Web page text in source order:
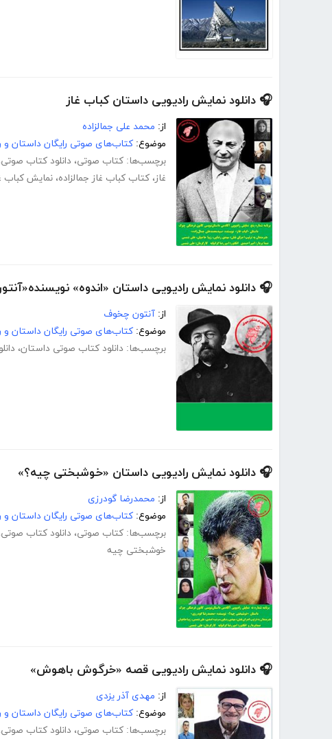
🎧 دانلود نمایش رادیویی داستان کباب غاز
از: محمد علی جمالزاده
موضوع: کتاب‌های صوتی رایگان داستان و
برچسب‌ها: کتاب صوتی، دانلود کتاب صوتی
غاز، کتاب کباب غاز جمالزاده، نمایش کباب
🎧 دانلود نمایش رادیویی داستان «اندوه»
از: آنتون چخوف
موضوع: کتاب‌های صوتی رایگان داستان و
برچسب‌ها: دانلود کتاب صوتی داستان،
🎧 دانلود نمایش رادیویی داستان «خوشبختی چیه؟»
از: محمدرضا گودرزی
موضوع: کتاب‌های صوتی رایگان داستان و
برچسب‌ها: کتاب صوتی، دانلود کتاب صوتی
خوشبختی چیه
🎧 دانلود نمایش رادیویی قصه «خرگوش باهوش»
از: مهدی آذر یزدی
موضوع: کتاب‌های صوتی رایگان داستان و
برچسب‌ها: کتاب صوتی، دانلود کتاب صوتی